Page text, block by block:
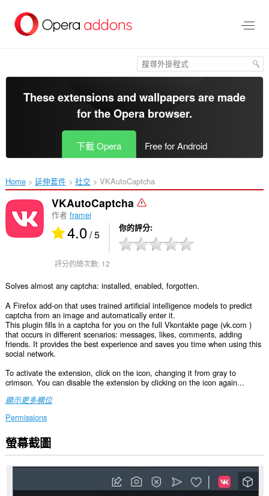
區
These extensions and wallpapers are made
for theOpera browser.
下載 Opera Free for Android
Home 延伸套件 社交 VKAutoCaptcha‎
VKAutoCaptcha
作者 framei
4.0/ 5 你的評分
評分的總次數: 12
Solves almost any captcha: installed, enabled, forgotten.
A Firefox add-on that uses trained artificial intelligence models to predict
captcha from an image and automatically enter it.
This plugin fills in a captcha for you on the full Vkontakte page (vk.com )
that occurs in different scenarios: messages, likes, comments, adding
friends. It provides the best experience and saves you time when using this
social network.
To activate the extension, click on the icon, changing it from gray to
crimson. You can disable the extension by clicking on the icon again...
顯示更多欄位
Permissions
這
個
螢幕截圖